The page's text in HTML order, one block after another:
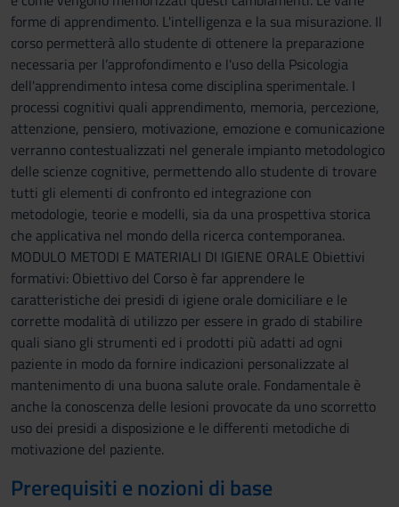
forme di apprendimento. L'intelligenza e la sua misurazione. Il
corso permetterà allo studente di ottenere la preparazione
necessaria per l’approfondimento e l'uso della Psicologia
dell'apprendimento intesa come disciplina sperimentale. I
processi cognitivi quali apprendimento, memoria, percezione,
attenzione, pensiero, motivazione, emozione e comunicazione
verranno contestualizzati nel generale impianto metodologico
delle scienze cognitive, permettendo allo studente di trovare
tutti gli elementi di confronto ed integrazione con
metodologie, teorie e modelli, sia da una prospettiva storica
che applicativa nel mondo della ricerca contemporanea.
MODULO METODI E MATERIALI DI IGIENE ORALE Obiettivi
formativi: Obiettivo del Corso è far apprendere le
caratteristiche dei presidi di igiene orale domiciliare e le
corrette modalità di utilizzo per essere in grado di stabilire
quali siano gli strumenti ed i prodotti più adatti ad ogni
paziente in modo da fornire indicazioni personalizzate al
mantenimento di una buona salute orale. Fondamentale è
anche la conoscenza delle lesioni provocate da uno scorretto
uso dei presidi a disposizione e le differenti metodiche di
motivazione del paziente.
Prerequisiti e nozioni di base